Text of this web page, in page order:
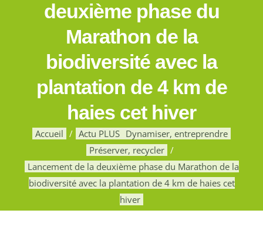
deuxième phase du
Marathon de la
biodiversité avec la
plantation de 4 km de
haies cet hiver
Accueil Actu PLUS Dynamiser, entreprendre
Préserver, recycler
Lancement de la deuxième phase du Marathon de la
biodiversité avec la plantation de 4 km de haies cet
hiver